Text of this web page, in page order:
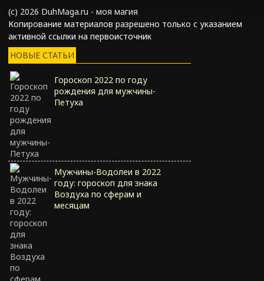
(с) 2026 DuhMaga.ru - моя магия
Копирование материалов разрешено только с указанием
активной ссылки на первоисточник
НОВЫЕ СТАТЬИ
Гороскоп 2022 по году
рождения для мужчины-
Петуха
Мужчины-Водолеи в 2022
году: гороскоп для знака
Воздуха по сферам и
месяцам